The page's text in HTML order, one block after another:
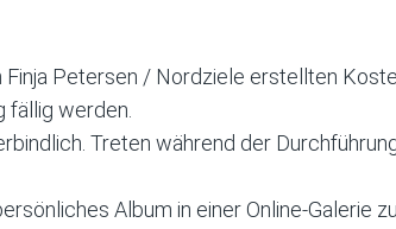
Petersen / Nordziele erstellten
fällig werden.
Treten während der
Album in einer Online-Galerie